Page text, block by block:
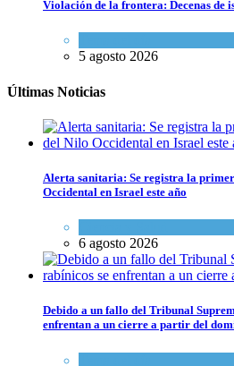
Violación de la frontera: Decenas de
5 agosto 2026
Últimas Noticias
Alerta sanitaria: Se registra la
Occidental en Israel este año
6 agosto 2026
Debido a un fallo del Tribunal
enfrentan a un cierre a partir del